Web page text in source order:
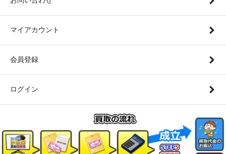
マイアカウント
会員登録
ログイン